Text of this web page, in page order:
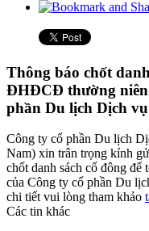
Thông báo chốt
ĐHĐCĐ thường niên
phần Du lịch Dịch
Công ty cổ phần Du lịch
Nam) xin trân trọng kính
chốt danh sách cổ đông
của Công ty cổ phần Du
chi tiết vui lòng tham khảo
Các tin khác